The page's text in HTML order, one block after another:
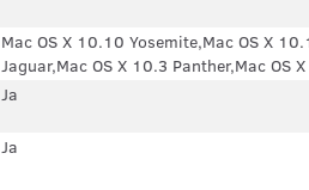
Mac OS X 10.10 Yosemite,Mac OS X
Jaguar,Mac OS X 10.3 Panther,Mac OS
Ja
Ja